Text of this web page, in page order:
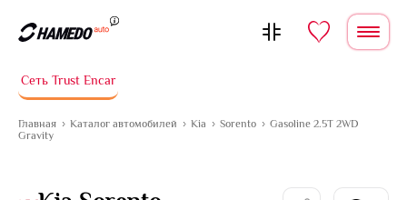
Сеть Trust Encar
Главная Каталог автомобилей Kia Sorento
Gasoline 2.5T 2WD
Gravity